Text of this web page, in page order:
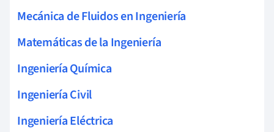
Mecánica de Fluidos en Ingeniería
Matemáticas de la Ingeniería
Ingeniería Química
Ingeniería Civil
Ingeniería Eléctrica